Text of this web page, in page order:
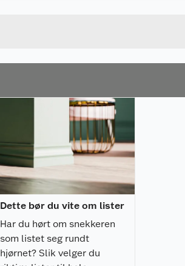
Dette bør du vite om lister
Har du hørt om snekkeren
som listet seg rundt
hjørnet? Slik velger du